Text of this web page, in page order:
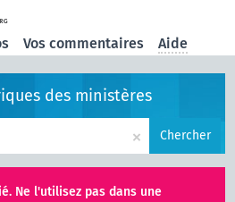
Vos commentaires Aide
des ministères
× Chercher
Ne l'utilisez pas dans une